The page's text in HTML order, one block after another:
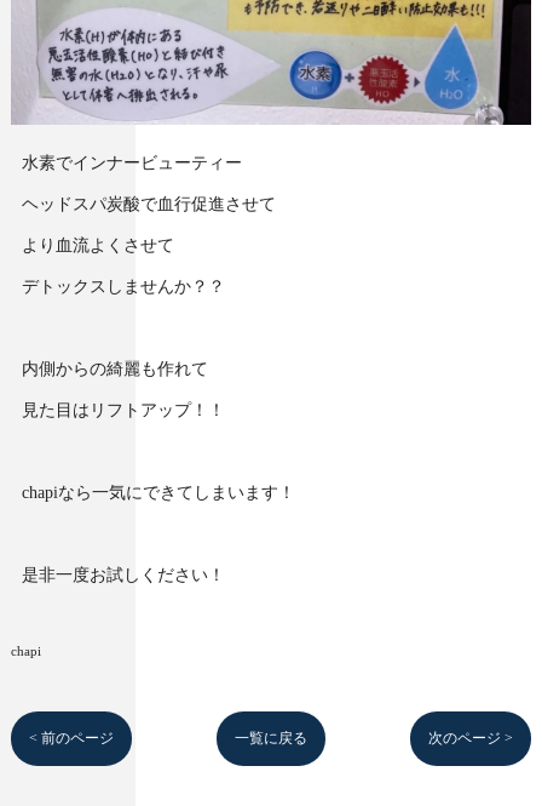
水素でインナービューティー
ヘッドスパ炭酸で血行促進させて
より血流よくさせて
デトックスしませんか？？
内側からの綺麗も作れて
見た目はリフトアップ！！
chapiなら一気にできてしまいます！
是非一度お試しください！
chapi
< 前のページ 一覧に戻る 次のページ >